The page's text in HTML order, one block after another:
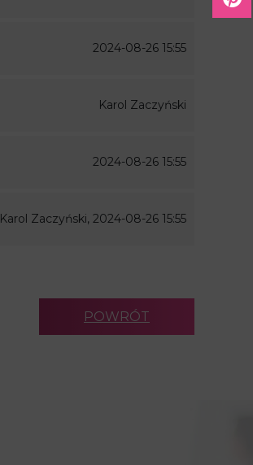
2024-08-26 15:55
Karol Zaczyński
2024-08-26 15:55
Karol Zaczyński, 2024-08-26 15:55
POWRÓT